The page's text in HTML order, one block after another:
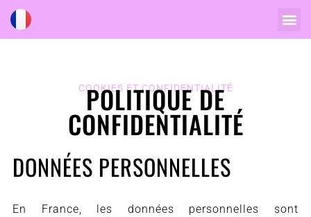
COOKIES ET CONFIDENTIALITÉ
POLITIQUE DE
CONFIDENTIALITÉ
DONNÉES PERSONNELLES
En France, les données personnelles sont